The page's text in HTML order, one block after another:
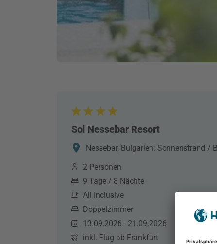
Sol Nessebar Resort
Nessebar, Bulgarien: Sonnenstrand /
2 Personen
9 Tage / 8 Nächte
All Inclusive
Doppelzimmer
13.09.2026 - 21.09.2026
inkl. Flug ab Frankfurt